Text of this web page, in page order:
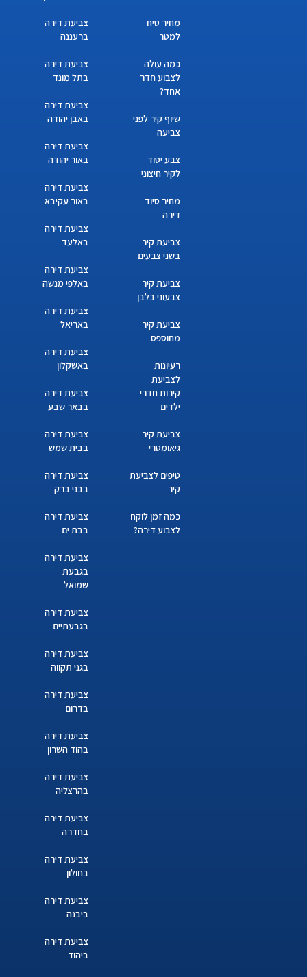
מחיר טיח
למטר
כמה עולה
לצבוע חדר
אחד?
שיוף קיר לפני
צביעה
צבע יסוד
לקיר חיצוני
מחיר סיוד
דירה
צביעת קיר
בשני צבעים
צביעת קיר
צבעוני בלבן
צביעת קיר
מחוספס
רעיונות
לצביעת
קירות חדרי
ילדים
צביעת קיר
גיאומטרי
טיפים לצביעת
קיר
כמה זמן לוקח
לצבוע דירה?
צביעת דירה
ברעננה
צביעת דירה
בתל מונד
צביעת דירה
באבן יהודה
צביעת דירה
באור יהודה
צביעת דירה
באור עקיבא
צביעת דירה
באלעד
צביעת דירה
באלפי מנשה
צביעת דירה
באריאל
צביעת דירה
באשקלון
צביעת דירה
בבאר שבע
צביעת דירה
בבית שמש
צביעת דירה
בבני ברק
צביעת דירה
בבת ים
צביעת דירה
בגבעת
שמואל
צביעת דירה
בגבעתיים
צביעת דירה
בגני תקווה
צביעת דירה
בדרום
צביעת דירה
בהוד השרון
צביעת דירה
בהרצליה
צביעת דירה
בחדרה
צביעת דירה
בחולון
צביעת דירה
ביבנה
צביעת דירה
ביהוד